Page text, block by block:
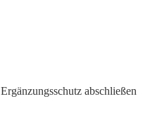
Ergänzungsschutz abschließen